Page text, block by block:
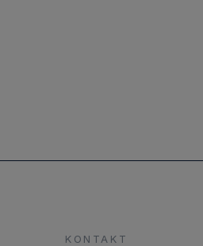
KONTAKT